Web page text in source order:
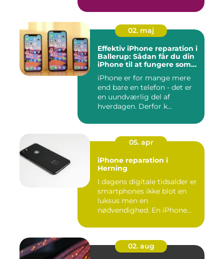
02. maj
Effektiv iPhone reparation i
Ballerup: Sådan får du din
iPhone til at fungere som
iPhone er for mange mere
end bare en telefon - det er
en uundværlig del af
hverdagen. Derfor k...
05. apr
iPhone reparation i
Herning
I dagens digitale tidsalder er
smartphones ikke blot en
luksus men en
nødvendighed. En iPhone...
02. aug